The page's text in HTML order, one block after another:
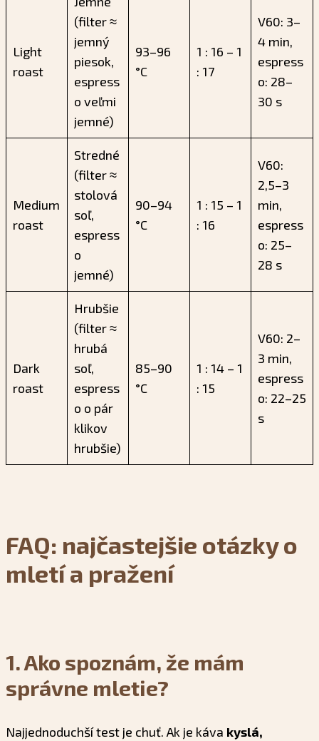
Light
roast
(filter ≈
jemný
piesok,
espress
o veľmi
jemné)
93–96
°C
1 : 16 – 1
: 17
V60: 3–
4 min,
espress
o: 28–
30 s
Medium
roast
Stredné
(filter ≈
stolová
soľ,
espress
o
jemné)
90–94
°C
1 : 15 – 1
: 16
V60:
2,5–3
min,
espress
o: 25–
28 s
Dark
roast
Hrubšie
(filter ≈
hrubá
soľ,
espress
o o pár
klikov
hrubšie)
85–90
°C
1 : 14 – 1
: 15
V60: 2–
3 min,
espress
o: 22–25
s
FAQ: najčastejšie otázky o
mletí a pražení
1. Ako spoznám, že mám
správne mletie?
Najjednoduchší test je chuť. Ak je káva kyslá,